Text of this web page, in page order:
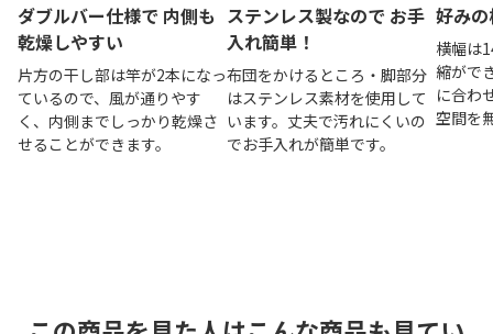
ダブルバー仕様で 内側も
乾燥しやすい
片方の干し部は竿が2本になっ
ているので、風が通りやす
く、内側までしっかり乾燥さ
せることができます。
ステンレス製なので お手
入れ簡単！
布団をかけるところ・脚部分
はステンレス素材を使用して
います。丈夫で汚れにくいの
でお手入れが簡単です。
好み
横幅は
縮がで
に合わ
空間を